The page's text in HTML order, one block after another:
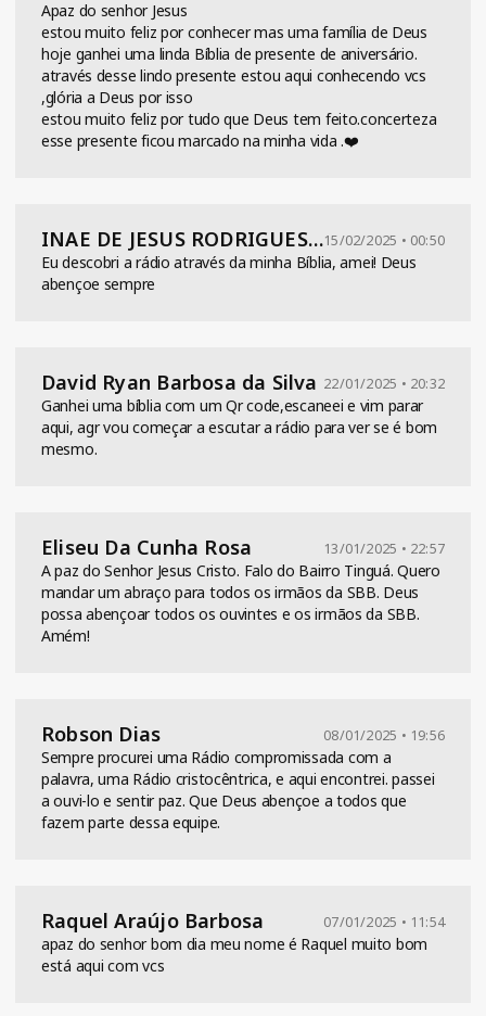
Apaz do senhor Jesus
estou muito feliz por conhecer mas uma família de Deus
hoje ganhei uma linda Bíblia de presente de aniversário.
através desse lindo presente estou aqui conhecendo vcs
,glória a Deus por isso
estou muito feliz por tudo que Deus tem feito.concerteza
esse presente ficou marcado na minha vida .❤️
INAE DE JESUS RODRIGUES DOS SANTOS15/02/2025 • 00:50
Eu descobri a rádio através da minha Bíblia, amei! Deus
abençoe sempre
David Ryan Barbosa da Silva 22/01/2025 • 20:32
Ganhei uma bíblia com um Qr code,escaneei e vim parar
aqui, agr vou começar a escutar a rádio para ver se é bom
mesmo.
Eliseu Da Cunha Rosa 13/01/2025 • 22:57
A paz do Senhor Jesus Cristo. Falo do Bairro Tinguá. Quero
mandar um abraço para todos os irmãos da SBB. Deus
possa abençoar todos os ouvintes e os irmãos da SBB.
Amém!
Robson Dias 08/01/2025 • 19:56
Sempre procurei uma Rádio compromissada com a
palavra, uma Rádio cristocêntrica, e aqui encontrei. passei
a ouvi-lo e sentir paz. Que Deus abençoe a todos que
fazem parte dessa equipe.
Raquel Araújo Barbosa 07/01/2025 • 11:54
apaz do senhor bom dia meu nome é Raquel muito bom
está aqui com vcs